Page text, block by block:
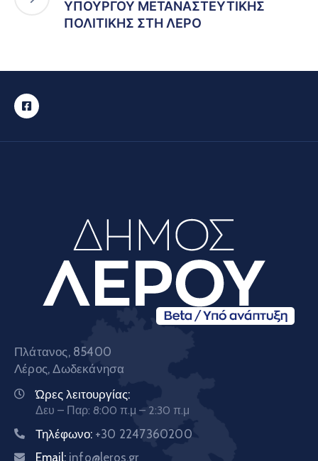
ΥΠΟΥΡΓΟΥ ΜΕΤΑΝΑΣΤΕΥΤΙΚΗΣ
ΠΟΛΙΤΙΚΗΣ ΣΤΗ ΛΕΡΟ
Πλάτανος, 85400
Λέρος, Δωδεκάνησα
Ώρες λειτουργίας:
Δευ – Παρ: 8:00 π.μ – 2:30 π.μ
Τηλέφωνο: +30 2247360200
Email: info@leros.gr